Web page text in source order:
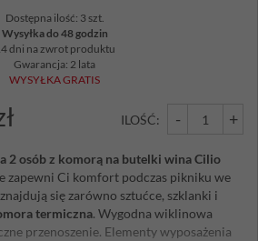
Dostępna ilość: 3 szt.
Wysyłka do 48 godzin
dni na zwrot produktu
Gwarancja: 2 lata
WYSYŁKA GRATIS
ILOŚĆ: - +
2 osób z komorą na butelki wina Cilio
zapewni Ci komfort podczas pikniku we
się zarówno sztućce, szklanki i
termiczna. Wygodna wiklinowa
przenoszenie. Elementy wyposażenia